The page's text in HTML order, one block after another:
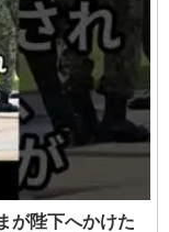
が陛下へかけた